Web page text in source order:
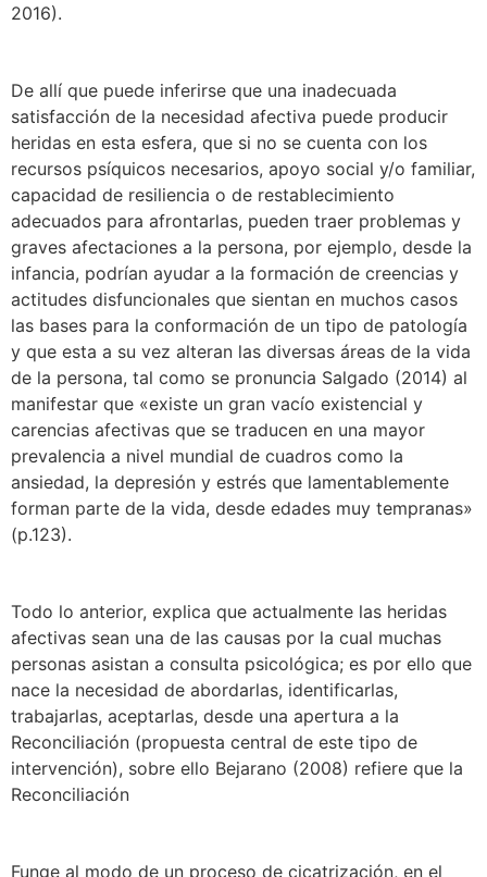
2016).
De allí que puede inferirse que una inadecuada
satisfacción de la necesidad afectiva puede producir
heridas en esta esfera, que si no se cuenta con los
recursos psíquicos necesarios, apoyo social y/o familiar,
capacidad de resiliencia o de restablecimiento
adecuados para afrontarlas, pueden traer problemas y
graves afectaciones a la persona, por ejemplo, desde la
infancia, podrían ayudar a la formación de creencias y
actitudes disfuncionales que sientan en muchos casos
las bases para la conformación de un tipo de patología
y que esta a su vez alteran las diversas áreas de la vida
de la persona, tal como se pronuncia Salgado (2014) al
manifestar que «existe un gran vacío existencial y
carencias afectivas que se traducen en una mayor
prevalencia a nivel mundial de cuadros como la
ansiedad, la depresión y estrés que lamentablemente
forman parte de la vida, desde edades muy tempranas»
(p.123).
Todo lo anterior, explica que actualmente las heridas
afectivas sean una de las causas por la cual muchas
personas asistan a consulta psicológica; es por ello que
nace la necesidad de abordarlas, identificarlas,
trabajarlas, aceptarlas, desde una apertura a la
Reconciliación (propuesta central de este tipo de
intervención), sobre ello Bejarano (2008) refiere que la
Reconciliación
Funge al modo de un proceso de cicatrización, en el